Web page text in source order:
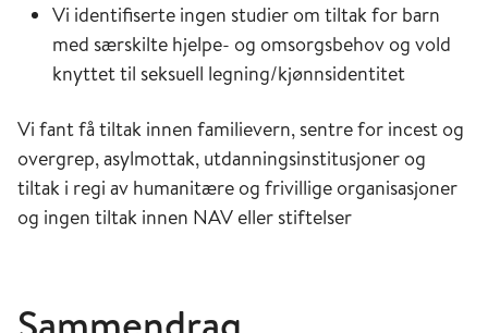
Vi identifiserte ingen studier om tiltak for barn
med særskilte hjelpe- og omsorgsbehov og vold
knyttet til seksuell legning/kjønnsidentitet
Vi fant få tiltak innen familievern, sentre for incest og
overgrep, asylmottak, utdanningsinstitusjoner og
tiltak i regi av humanitære og frivillige organisasjoner
og ingen tiltak innen NAV eller stiftelser